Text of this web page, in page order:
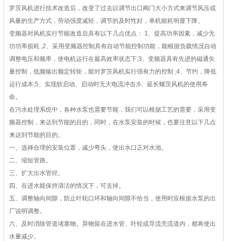
罗茨风机进行技术改造后，改变了过去以调节出口阀门大小方式来调节风压或
风量的生产方式，劳动强度减轻，调节的及时性好，单机能耗明显下降。
变频器对风机实行节能改造后具有以下几点优点： 1、提高功率因素，减少无
功功率损耗 ;2、采用变频器控制具有自动节能控制功能，能根据负载情况自动
调整电压和频率，使电机运行在最高效率状态下;3、变频器具有先进的磁通矢
量控制，低频输出额定转矩，能对罗茨风机实行强有力的控制 ;4、节约，降低
运行成本;5、实现软启动、启动时无大电流冲击;6、延长螺茨风机的使用寿
命。
在污水处理系统中，各种水泵也需要节能，我们可以根据工艺的需要，采用变
频器控制，来达到节能的目的，同时，在水泵安装的时候，也要注意以下几点
来达到节能的目的。
一、选择合理的安装位置，减少弯头，使出水口正对水池。
二、缩短管路。
三、扩大出水管径。
四、在进水能保持清洁的情况下，可去掉。
五、调整轴向间隙，防止叶轮口环和轴向间隙不恰当，使用时应根据水泵的出
厂说明调整。
六、及时消除管道堵塞物。异物留在进水管、叶轮或导流壳流道内，都将使出
水量减少。